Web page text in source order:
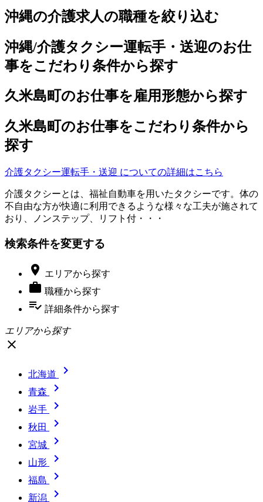
沖縄の介護求人の職種を絞り込む
沖縄/介護タクシー運転手・送迎のお仕
事をこだわり条件から探す
久米島町のお仕事を雇用形態から探す
久米島町のお仕事をこだわり条件から
探す
介護タクシー運転手・送迎 についての詳細はこちら
介護タクシーとは、福祉自動車を用いたタクシーです。体の
不自由な方が快適に利用できるような様々な工夫が施されて
おり、ノンステップ、リフト付・・・
検索条件を変更する
 エリアから探す
 職種から探す
playlist_add_check 詳細条件から探す
エリアから探す
close
北海道 
青森 
岩手 
秋田 
宮城 
山形 
福島 
新潟 